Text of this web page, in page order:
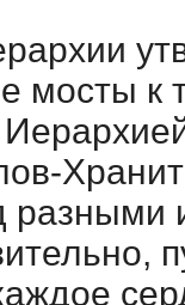
мосты к
разными